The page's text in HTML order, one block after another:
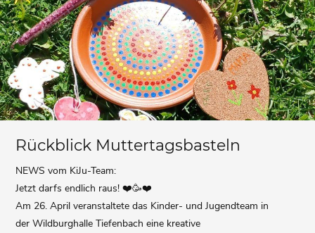
Rückblick Muttertagsbasteln
NEWS vom KiJu-Team:
Jetzt darfs endlich raus! ❤️🥳❤️
Am 26. April veranstaltete das Kinder- und Jugendteam in
der Wildburghalle Tiefenbach eine kreative